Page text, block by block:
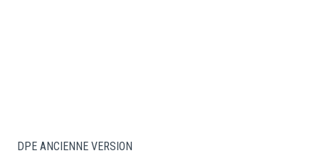
DPE ANCIENNE VERSION